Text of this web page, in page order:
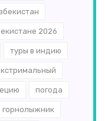
2026
туры в индию
погода
горнолыжник